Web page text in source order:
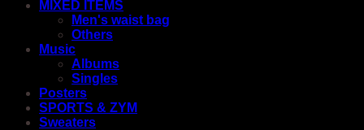
MIXED ITEMS
Men's waist bag
Others
Music
Albums
Singles
Posters
SPORTS & ZYM
Sweaters